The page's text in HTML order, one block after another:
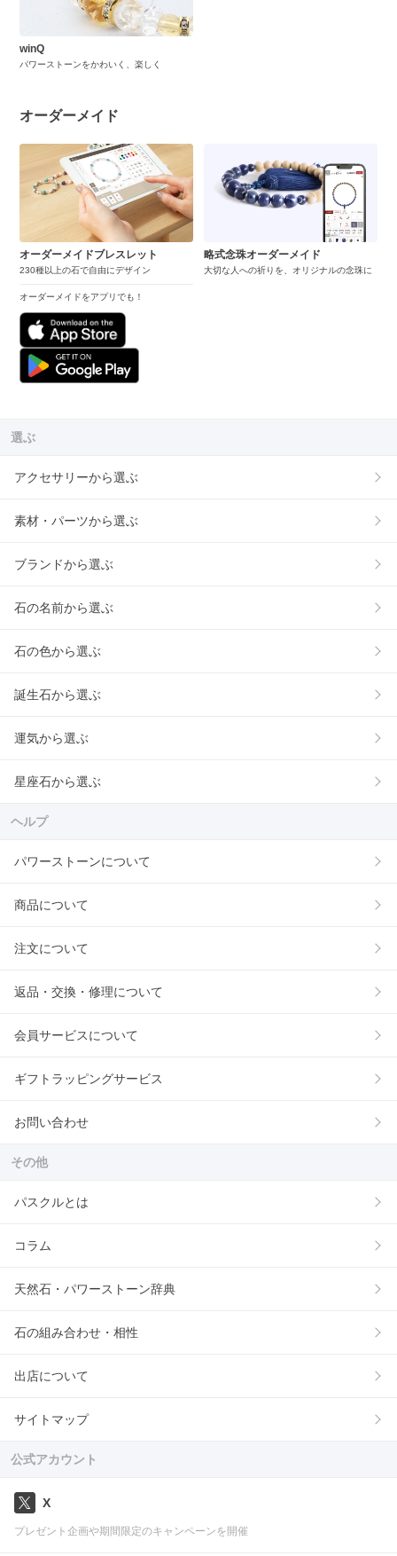
winQ
パワーストーンをかわいく、楽しく
オーダーメイド
オーダーメイドブレスレット
230種以上の石で自由にデザイン
オーダーメイドをアプリでも！
略式念珠オーダーメイド
大切な人への祈りを、オリジナルの念珠に
選ぶ
アクセサリーから選ぶ
素材・パーツから選ぶ
ブランドから選ぶ
石の名前から選ぶ
石の色から選ぶ
誕生石から選ぶ
運気から選ぶ
星座石から選ぶ
ヘルプ
パワーストーンについて
商品について
注文について
返品・交換・修理について
会員サービスについて
ギフトラッピングサービス
お問い合わせ
その他
パスクルとは
コラム
天然石・パワーストーン辞典
石の組み合わせ・相性
出店について
サイトマップ
公式アカウント
X
プレゼント企画や期間限定のキャンペーンを開催